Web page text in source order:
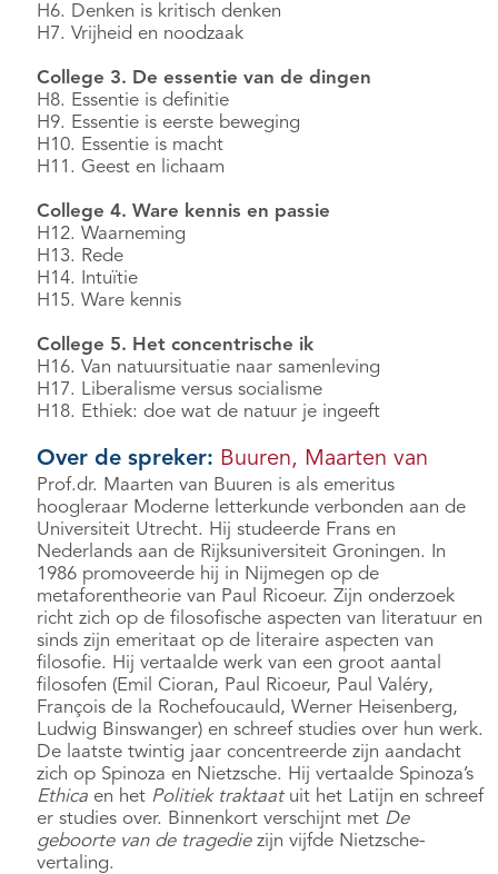
H6. Denken is kritisch denken
H7. Vrijheid en noodzaak
College 3. De essentie van de dingen
H8. Essentie is definitie
H9. Essentie is eerste beweging
H10. Essentie is macht
H11. Geest en lichaam
College 4. Ware kennis en passie
H12. Waarneming
H13. Rede
H14. Intuïtie
H15. Ware kennis
College 5. Het concentrische ik
H16. Van natuursituatie naar samenleving
H17. Liberalisme versus socialisme
H18. Ethiek: doe wat de natuur je ingeeft
Over de spreker: Buuren, Maarten van
Prof.dr. Maarten van Buuren is als emeritus
hoogleraar Moderne letterkunde verbonden aan de
Universiteit Utrecht. Hij studeerde Frans en
Nederlands aan de Rijksuniversiteit Groningen. In
1986 promoveerde hij in Nijmegen op de
metaforentheorie van Paul Ricoeur. Zijn onderzoek
richt zich op de filosofische aspecten van literatuur en
sinds zijn emeritaat op de literaire aspecten van
filosofie. Hij vertaalde werk van een groot aantal
filosofen (Emil Cioran, Paul Ricoeur, Paul Valéry,
François de la Rochefoucauld, Werner Heisenberg,
Ludwig Binswanger) en schreef studies over hun werk.
De laatste twintig jaar concentreerde zijn aandacht
zich op Spinoza en Nietzsche. Hij vertaalde Spinoza’s
Ethica en het Politiek traktaatuit het Latijn en schreef
er studies over. Binnenkort verschijnt met De
geboorte van de tragediezijn vijfde Nietzsche-
vertaling.